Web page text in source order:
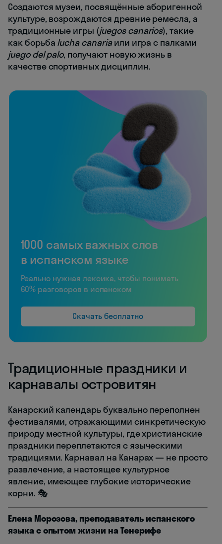
Создаются музеи, посвящённые аборигенной
культуре, возрождаются древние ремесла, а
традиционные игры (juegos canarios), такие
как борьба lucha canariaили игра с палками
juego del palo, получают новую жизнь в
качестве спортивных дисциплин.
1000 самых важных слов
в испанском языке
Реально нужная лексика, чтобы понимать
60% разговоров в испанском
Скачать бесплатно
Традиционные праздники и
карнавалы островитян
Канарский календарь буквально переполнен
фестивалями, отражающими синкретическую
природу местной культуры, где христианские
праздники переплетаются с языческими
традициями. Карнавал на Канарах — не просто
развлечение, а настоящее культурное
явление, имеющее глубокие исторические
корни. 🎭
Елена Морозова, преподаватель испанского
языка с опытом жизни на Тенерифе